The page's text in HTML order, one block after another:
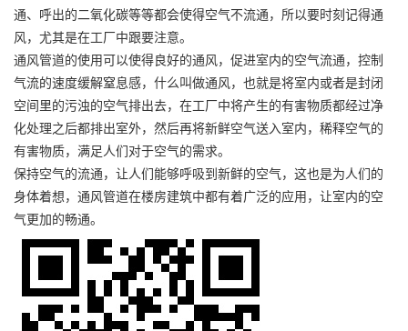
通、呼出的二氧化碳等等都会使得空气不流通，所以要时刻记得通
风，尤其是在工厂中跟要注意。
通风管道的使用可以使得良好的通风，促进室内的空气流通，控制
气流的速度缓解窒息感，什么叫做通风，也就是将室内或者是封闭
空间里的污浊的空气排出去，在工厂中将产生的有害物质都经过净
化处理之后都排出室外，然后再将新鲜空气送入室内，稀释空气的
有害物质，满足人们对于空气的需求。
保持空气的流通，让人们能够呼吸到新鲜的空气，这也是为人们的
身体着想，通风管道在楼房建筑中都有着广泛的应用，让室内的空
气更加的畅通。